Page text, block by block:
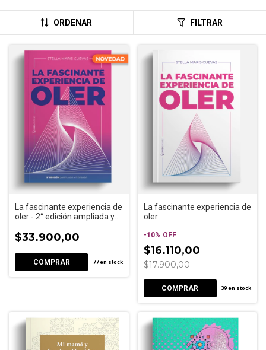
ORDENAR FILTRAR
La fascinante experiencia de
oler - 2° edición ampliada y
$33.900,00
77en stock
La fascinante experiencia de
oler
-10% OFF
$16.110,00
$17.900,00
39 en stock